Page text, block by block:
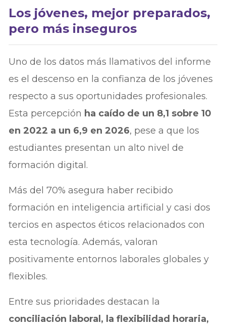
Los jóvenes, mejor preparados,
pero más inseguros
Uno de los datos más llamativos del informe
es el descenso en la confianza de los jóvenes
respecto a sus oportunidades profesionales.
Esta percepción ha caído de un 8,1 sobre 10
en 2022 a un 6,9 en 2026, pese a que los
estudiantes presentan un alto nivel de
formación digital.
Más del 70% asegura haber recibido
formación en inteligencia artificial y casi dos
tercios en aspectos éticos relacionados con
esta tecnología. Además, valoran
positivamente entornos laborales globales y
flexibles.
Entre sus prioridades destacan la
conciliación laboral, la flexibilidad horaria,